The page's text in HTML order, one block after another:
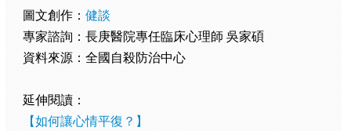
圖文創作： 健談
專家諮詢：長庚醫院專任臨床心理師 吳家碩
資料來源：全國自殺防治中心
延伸閱讀：
【如何讓心情平復？】